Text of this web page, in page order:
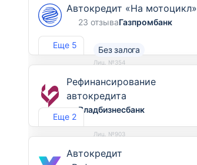
Еще 5
Автокредит «На мотоцикл»
23 отзываГазпромбанк
Без залога
Лиц. №354
Еще 2
Рефинансирование
автокредита
Владбизнесбанк
Лиц. №903
Автокредит